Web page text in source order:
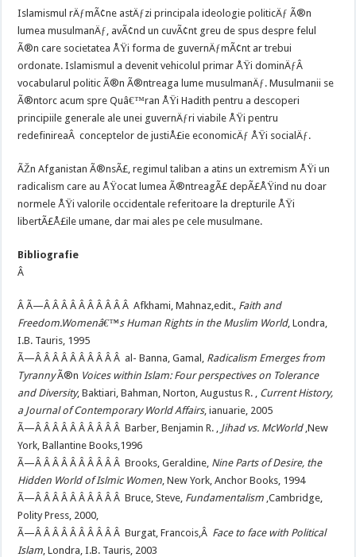
Islamismul rÄƒmÃ¢ne astÄƒzi principala ideologie politicÄƒ Ã®n
lumea musulmanÄƒ, avÃ¢nd un cuvÃ¢nt greu de spus despre felul
Ã®n care societatea ÅŸi forma de guvernÄƒmÃ¢nt ar trebui
ordonate. Islamismul a devenit vehicolul primar ÅŸi dominÄƒÂ
vocabularul politic Ã®n Ã®ntreaga lume musulmanÄƒ. Musulmanii se
Ã®ntorc acum spre Quâ€™ran ÅŸi Hadith pentru a descoperi
principiile generale ale unei guvernÄƒri viabile ÅŸi pentru
redefinireaÂ conceptelor de justiÅ£ie economicÄƒ ÅŸi socialÄƒ.
ÃŽn Afganistan Ã®nsÃ£, regimul taliban a atins un extremism ÅŸi un
radicalism care au ÅŸocat lumea Ã®ntreagÃ£ depÃ£ÅŸind nu doar
normele ÅŸi valorile occidentale referitoare la drepturile ÅŸi
libertÃ£Å£ile umane, dar mai ales pe cele musulmane.
Bibliografie
Â
Â Ã—Â Â Â Â Â Â Â Â Â Â Afkhami, Mahnaz,edit., Faith and
Freedom.Womenâ€™s Human Rights in the Muslim World, Londra,
I.B. Tauris, 1995
Ã—Â Â Â Â Â Â Â Â Â Â al- Banna, Gamal, Radicalism Emerges from
TyrannyÃ®n Voices within Islam: Four perspectives on Tolerance
and Diversity, Baktiari, Bahman, Norton, Augustus R. , Current History,
a Journal of Contemporary World Affairs, ianuarie, 2005
Ã—Â Â Â Â Â Â Â Â Â Â Barber, Benjamin R. , Jihad vs. McWorld,New
York, Ballantine Books,1996
Ã—Â Â Â Â Â Â Â Â Â Â Brooks, Geraldine, Nine Parts of Desire, the
Hidden World of Islmic Women, New York, Anchor Books, 1994
Ã—Â Â Â Â Â Â Â Â Â Â Bruce, Steve, Fundamentalism ,Cambridge,
Polity Press, 2000,
Ã—Â Â Â Â Â Â Â Â Â Â Burgat, Francois,Â Face to face with Political
Islam, Londra, I.B. Tauris, 2003